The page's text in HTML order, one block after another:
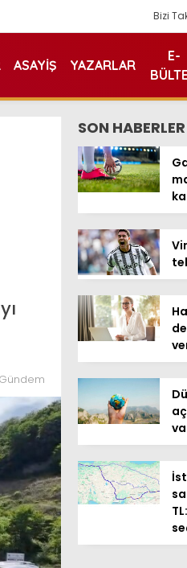
Bizi
ASAYIŞ YAZARLAR
E-
Gündem
SON HABERLER